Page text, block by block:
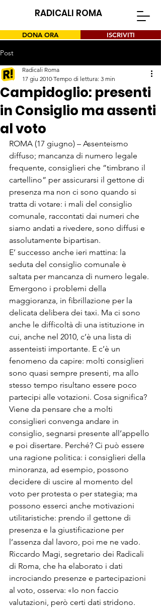
RADICALI ROMA
DONA ORA ISCRIVITI
Post
Campidoglio: presenti
in Consiglio ma assenti
al voto
Radicali Roma
17 giu 2010 Tempo di lettura: 3 min
ROMA (17 giugno) – Assenteismo
diffuso; mancanza di numero legale
frequente, consiglieri che ”timbrano il
cartellino” per assicurarsi il gettone di
presenza ma non ci sono quando si
tratta di votare: i mali del consiglio
comunale, raccontati dai numeri che
siamo andati a rivedere, sono diffusi e
assolutamente bipartisan.
E’ successo anche ieri mattina: la
seduta del consiglio comunale è
saltata per mancanza di numero legale.
Emergono i problemi della
maggioranza, in fibrillazione per la
delicata delibera dei taxi. Ma ci sono
anche le difficoltà di una istituzione in
cui, anche nel 2010, c’è una lista di
assenteisti importante. E c’è un
fenomeno da capire: molti consiglieri
sono quasi sempre presenti, ma allo
stesso tempo risultano essere poco
partecipi alle votazioni. Cosa significa?
Viene da pensare che a molti
consiglieri convenga andare in
consiglio, segnarsi presente all’appello
e poi disertare. Perché? Ci può essere
una ragione politica: i consiglieri della
minoranza, ad esempio, possono
decidere di uscire al momento del
voto per protesta o per stategia; ma
possono esserci anche motivazioni
utilitaristiche: prendo il gettone di
presenza e la giustificazione per
l’assenza dal lavoro, poi me ne vado.
Riccardo Magi, segretario dei Radicali
di Roma, che ha elaborato i dati
incrociando presenze e partecipazioni
al voto, osserva: «Io non faccio
valutazioni, però certi dati stridono.